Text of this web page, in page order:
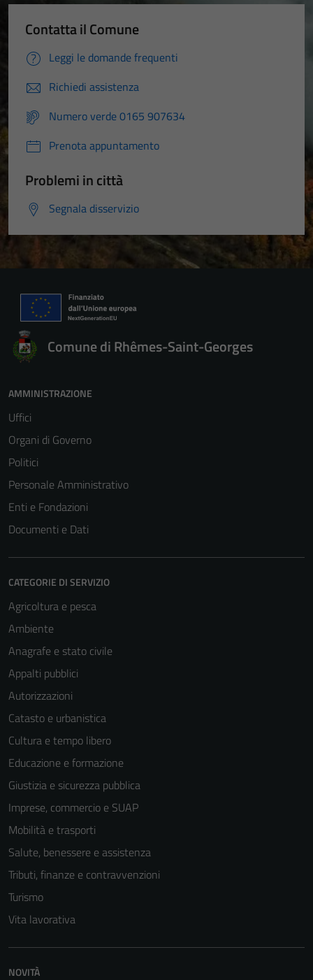
Contatta il Comune
Leggi le domande frequenti
Richiedi assistenza
Numero verde 0165 907634
Prenota appuntamento
Problemi in città
Segnala disservizio
Comune di Rhêmes-Saint-Georges
AMMINISTRAZIONE
Uffici
Organi di Governo
Politici
Personale Amministrativo
Enti e Fondazioni
Documenti e Dati
CATEGORIE DI SERVIZIO
Agricoltura e pesca
Ambiente
Anagrafe e stato civile
Appalti pubblici
Autorizzazioni
Catasto e urbanistica
Cultura e tempo libero
Educazione e formazione
Giustizia e sicurezza pubblica
Imprese, commercio e SUAP
Mobilità e trasporti
Salute, benessere e assistenza
Tributi, finanze e contravvenzioni
Turismo
Vita lavorativa
NOVITÀ